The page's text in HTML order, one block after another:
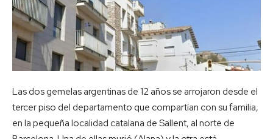
Las dos gemelas argentinas de 12 años se arrojaron desde el
tercer piso del departamento que compartían con su familia,
en la pequeña localidad catalana de Sallent, al norte de